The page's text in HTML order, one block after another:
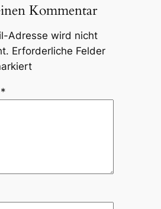
Kommentar
Adresse wird nicht
Erforderliche Felder
*